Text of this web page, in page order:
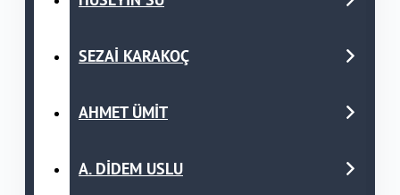
SEZAİ KARAKOÇ
AHMET ÜMİT
A. DİDEM USLU